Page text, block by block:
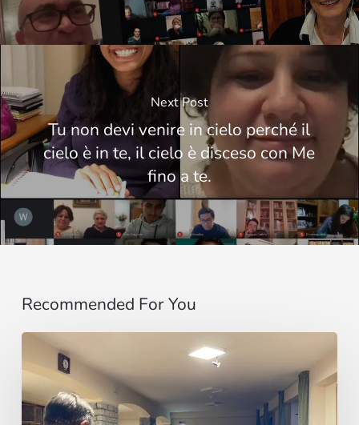
Next Post
Tu non devi venire in cielo perché il
cielo è in te, il cielo è disceso con Me
fino a te.
Recommended For You
invito,
poi
un